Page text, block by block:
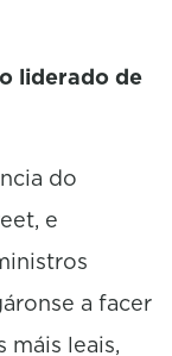
liderado de
do
e
a facer
máis leais,